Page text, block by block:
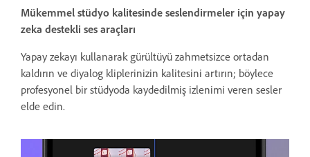
Mükemmel stüdyo kalitesinde seslendirmeler için yapay
zeka destekli ses araçları
Yapay zekayı kullanarak gürültüyü zahmetsizce ortadan
kaldırın ve diyalog kliplerinizin kalitesini artırın; böylece
profesyonel bir stüdyoda kaydedilmiş izlenimi veren sesler
elde edin.